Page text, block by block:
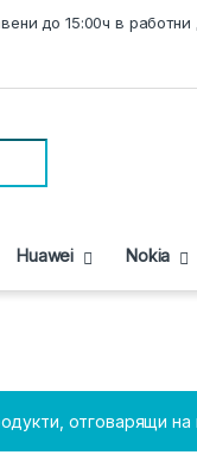
до 15:00ч в
Huawei Nokia
отговарящи на